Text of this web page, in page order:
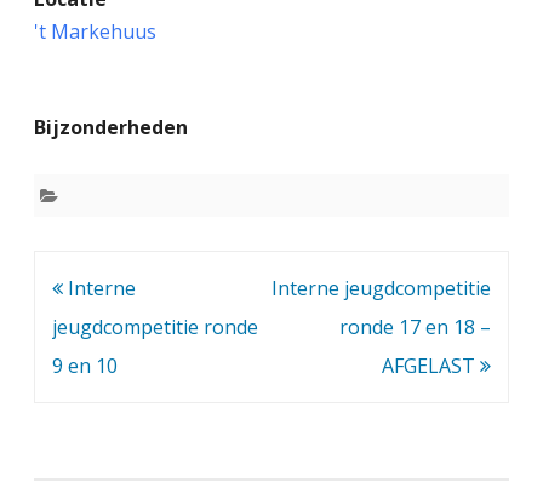
r
u
't Markehuus
Bijzonderheden
Bericht
navigatie
Interne
jeugdcompetitie ronde
9 en 10
Interne jeugdcompetitie
ronde 17 en 18 –
AFGELAST